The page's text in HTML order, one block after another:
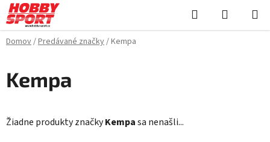
Prejsť
na
obsah
Hľadať
KOŠÍK
Domov/Predávané značky/Kempa
Kempa
Žiadne produkty značkyKempasa nenašli...